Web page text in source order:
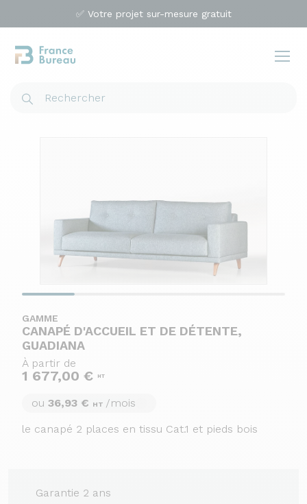
✅ Votre projet sur-mesure gratuit
GAMME
CANAPÉ D'ACCUEIL ET DE DÉTENTE,
GUADIANA
À partir de
1 677,00 € HT
ou 36,93 € HT /mois
le canapé 2 places en tissu Cat.1 et pieds bois
Garantie 2 ans